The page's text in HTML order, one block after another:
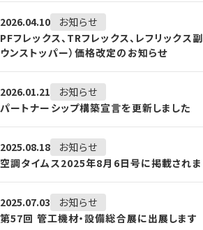
2026.04.10
お知らせ
PFフレックス、TRフレックス、レフリックス
ウンストッパー）価格改定のお知らせ
2026.01.21
お知らせ
パートナーシップ構築宣言を更新しました
2025.08.18
お知らせ
空調タイムス2025年8月6日号に掲載されま
2025.07.03
お知らせ
第57回 管工機材・設備総合展に出展します